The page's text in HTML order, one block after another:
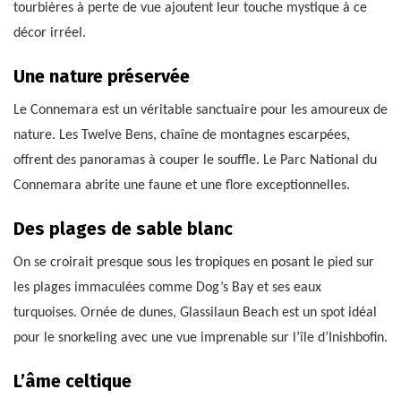
tourbières à perte de vue ajoutent leur touche mystique à ce
décor irréel.
Une nature préservée
Le Connemara est un véritable sanctuaire pour les amoureux de
nature. Les Twelve Bens, chaîne de montagnes escarpées,
offrent des panoramas à couper le souffle. Le Parc National du
Connemara abrite une faune et une flore exceptionnelles.
Des plages de sable blanc
On se croirait presque sous les tropiques en posant le pied sur
les plages immaculées comme Dog’s Bay et ses eaux
turquoises. Ornée de dunes, Glassilaun Beach est un spot idéal
pour le snorkeling avec une vue imprenable sur l’île d’Inishbofin.
L’âme celtique